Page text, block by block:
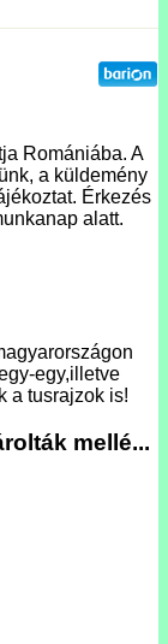
Romániába. A
a küldemény
Érkezés
alatt.
egy,illetve
a tusrajzok is!
mellé...